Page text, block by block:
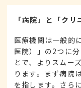
「病院」と「ク
医療機関は一般的
医院）」の2つに
とで、よりスムー
ります。まず病院
を指します。さら